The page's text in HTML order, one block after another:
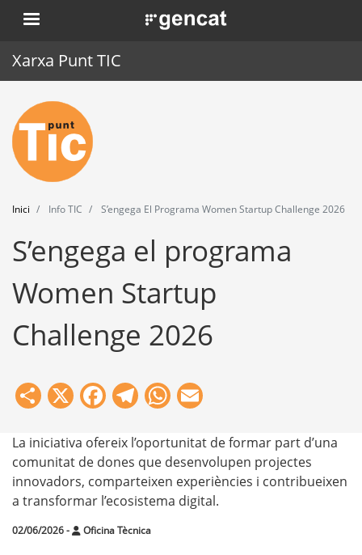
Vés
al
. Obre en una nova finestra.
Xarxa Punt TIC
Inici
Punt TIC
Actualitat
Agenda
Formació
Eines
Inici Info TIC S’engega El Programa Women Startup Challenge 2026
S’engega el programa
Women Startup
Challenge 2026
Share
X Facebook
Telegram
WhatsApp
La iniciativa ofereix l’oportunitat de formar part d’una
comunitat de dones que desenvolupen projectes
innovadors, comparteixen experiències i contribueixen
a transformar l’ecosistema digital.
02/06/2026- Oficina Tècnica